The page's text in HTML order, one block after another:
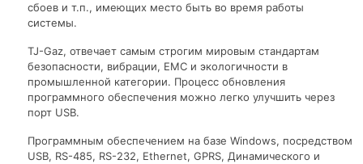
сбоев и т.п., имеющих место быть во время работы
системы.
TJ-Gaz, отвечает самым строгим мировым стандартам
безопасности, вибрации, ЕМС и экологичности в
промышленной категории. Процесс обновления
программного обеспечения можно легко улучшить через
порт USB.
Программным обеспечением на базе Windows, посредством
USB, RS-485, RS-232, Ethernet, GPRS, Динамического и